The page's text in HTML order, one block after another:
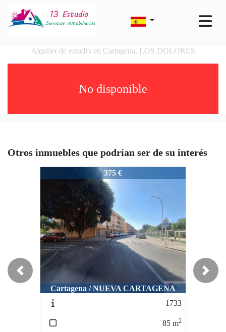
Alquiler de estudio en Cartagena, LOS DOLORES
No disponible
Otros inmuebles que podrían ser de su interés
1667-103
375 €
Cartagena / NUEVA CARTAGENA
1733
85 m2
Previous Next